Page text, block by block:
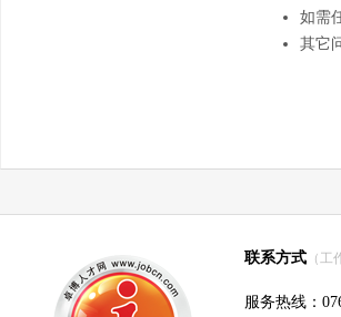
如需
其它
联系方式 （
服务热线：